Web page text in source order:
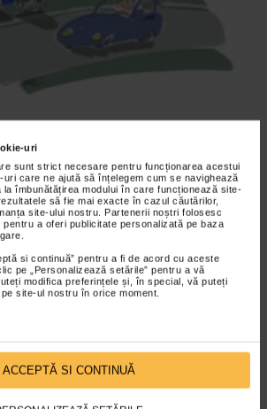
uri
sunt strict necesare pentru funcționarea acestui
care ne ajută să înțelegem cum se navighează
îmbunătățirea modului în care funcționează site-
să fie mai exacte în cazul căutărilor,
site-ului nostru. Partenerii noștri folosesc
a oferi publicitate personalizată pe baza
si continuă” pentru a fi de acord cu aceste
pe „Personalizează setările” pentru a vă
modifica preferințele și, în special, vă puteți
site-ul nostru în orice moment.
ACCEPTĂ SI CONTINUĂ
291
Mihai – expozitia